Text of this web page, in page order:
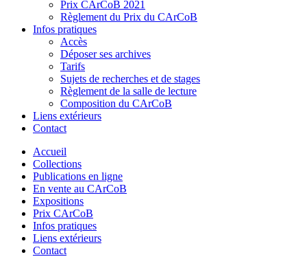
Prix CArCoB 2021
Règlement du Prix du CArCoB
Infos pratiques
Accès
Déposer ses archives
Tarifs
Sujets de recherches et de stages
Règlement de la salle de lecture
Composition du CArCoB
Liens extérieurs
Contact
Accueil
Collections
Publications en ligne
En vente au CArCoB
Expositions
Prix CArCoB
Infos pratiques
Liens extérieurs
Contact